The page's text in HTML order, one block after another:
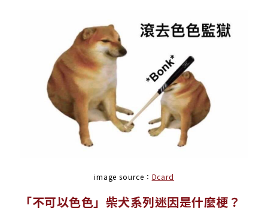
image source： Dcard
「不可以色色」柴犬系列迷因是什麼梗？